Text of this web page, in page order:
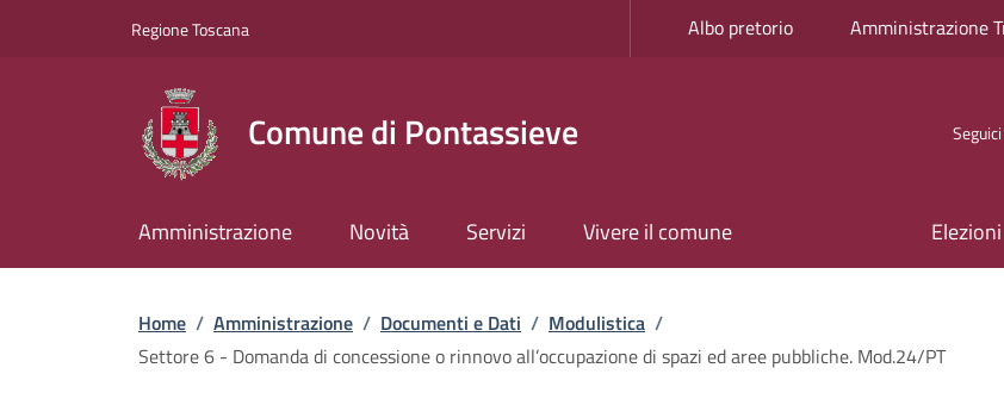
Regione ToscanaSlim top Albo pretorio Amministrazione
Comune di Pontassieve
Amministrazione Novità Servizi Vivere il comune Elezioni
Briciole di pane
Home / Amministrazione / Documenti e Dati / Modulistica /
Settore 6 - Domanda di concessione o rinnovo all’occupazione di spazi ed aree pubbliche. Mod.24/PT